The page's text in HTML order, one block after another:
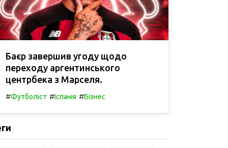
Баєр завершив угоду щодо
переходу аргентинського
центрбека з Марселя.
#Футболіст #Іспанія #Бізнес